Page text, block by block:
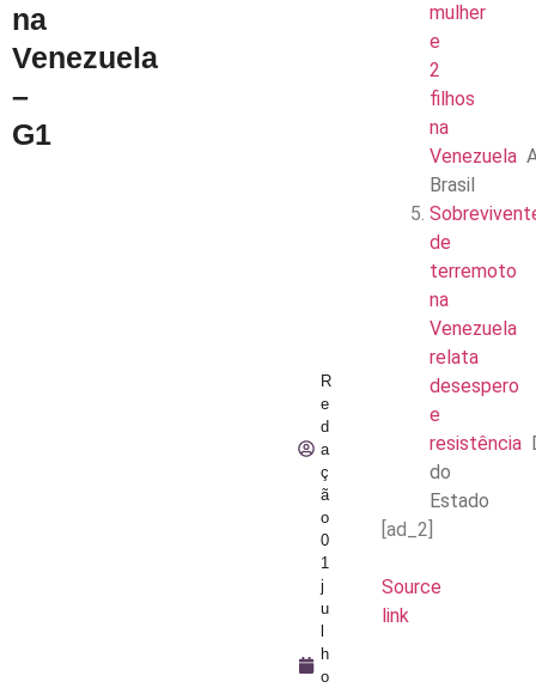
na
Venezuela
–
G1
R
e
d
a
ç
ã
o
0
1
j
u
h
o
mulher
e
2
filhos
na
Venezuela
Brasil
de
terremoto
na
Venezuela
relata
desespero
e
resistência
do
Estado
[ad_2]
Source
link